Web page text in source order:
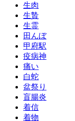
生肉
生贄
生霊
田んぼ
甲府駅
疫病神
痛い
白蛇
盆祭り
盲腸炎
着信
着物